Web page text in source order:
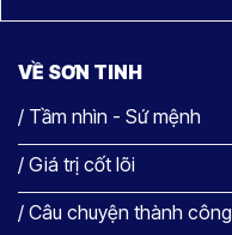
VỀ SƠN TINH
/ Tầm nhìn - Sứ mệnh
/ Giá trị cốt lõi
/ Câu chuyện thành công